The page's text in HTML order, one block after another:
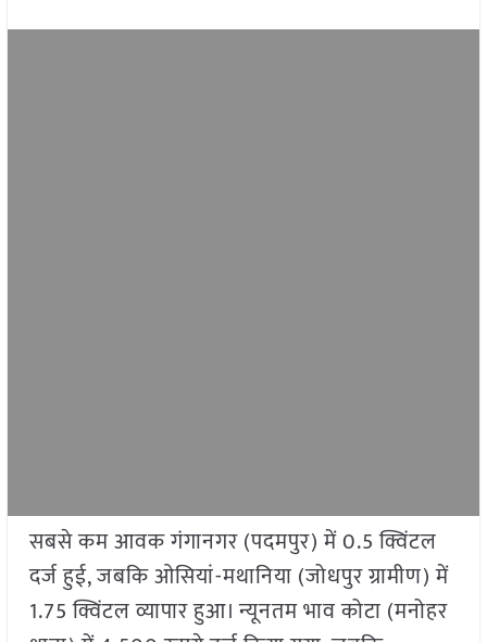
सबसे कम आवक गंगानगर (पदमपुर) में 0.5 क्विंटल
दर्ज हुई, जबकि ओसियां-मथानिया (जोधपुर ग्रामीण) में
1.75 क्विंटल व्यापार हुआ। न्यूनतम भाव कोटा (मनोहर